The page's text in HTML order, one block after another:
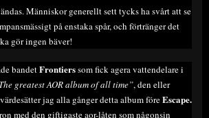
Människor generellt sett tycks ha svårt att se
på enstaka spår, och förtränger det
gör ingen bäver!
bandetFrontierssom fick agera vattendelare i
greatest AOR album of all time”, den eller
jag alla gånger detta album föreEscape.
med den giftigaste aor-låten som någonsin